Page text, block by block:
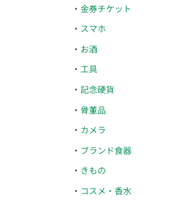
金券チケット
スマホ
お酒
工具
記念硬貨
骨董品
カメラ
ブランド食器
きもの
コスメ・香水